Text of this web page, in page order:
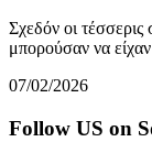
Σχεδόν οι
μπορούσαν να
07/02/2026
Follow US on